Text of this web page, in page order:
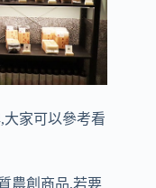
家可以參考看
農創商品,若要